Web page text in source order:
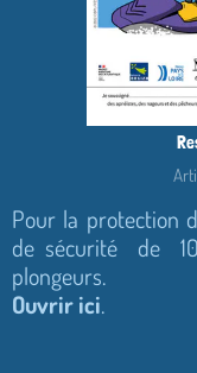
Pour la protection
de sécurité de
plongeurs.
Ouvrir ici.